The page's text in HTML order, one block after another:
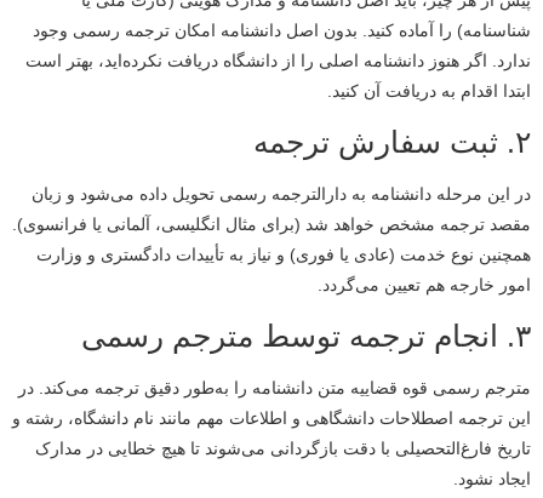
شناسنامه) را آماده کنید. بدون اصل دانشنامه امکان ترجمه رسمی وجود
ندارد. اگر هنوز دانشنامه اصلی را از دانشگاه دریافت نکرده‌اید، بهتر است
ابتدا اقدام به دریافت آن کنید.
۲. ثبت سفارش ترجمه
در این مرحله دانشنامه به دارالترجمه رسمی تحویل داده می‌شود و زبان
مقصد ترجمه مشخص خواهد شد (برای مثال انگلیسی، آلمانی یا فرانسوی).
همچنین نوع خدمت (عادی یا فوری) و نیاز به تأییدات دادگستری و وزارت
امور خارجه هم تعیین می‌گردد.
۳. انجام ترجمه توسط مترجم رسمی
مترجم رسمی قوه قضاییه متن دانشنامه را به‌طور دقیق ترجمه می‌کند. در
این ترجمه اصطلاحات دانشگاهی و اطلاعات مهم مانند نام دانشگاه، رشته و
تاریخ فارغ‌التحصیلی با دقت بازگردانی می‌شوند تا هیچ خطایی در مدارک
ایجاد نشود.